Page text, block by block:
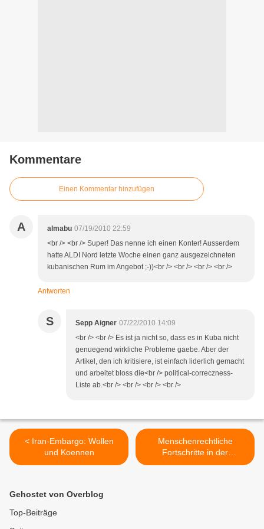
Kommentare
Einen Kommentar hinzufügen
A almabu 07/19/2010 22:59
<br /> <br /> Super! Das nenne ich einen Konter! Ausserdem
hatte ALDI Nord letzte Woche einen ganz ausgezeichneten
kubanischen Rum im Angebot ;-))<br /> <br /> <br /> <br />
Antworten
S Sepp Aigner 07/22/2010 14:09
<br /> <br /> Es ist ja nicht so, dass es in Kuba nicht
genuegend wirkliche Probleme gaebe. Aber der
Artikel, den ich kritisiere, ist einfach liderlich gemacht
und arbeitet bloss die<br /> political-correczness-
Liste ab.<br /> <br /> <br /> <br />
< Iran-Embargo: Wollen
und Koennen
Menschenrechtliche
Fortschritte in der
deutschen Provinz >
Gehostet von Overblog
Top-Beiträge